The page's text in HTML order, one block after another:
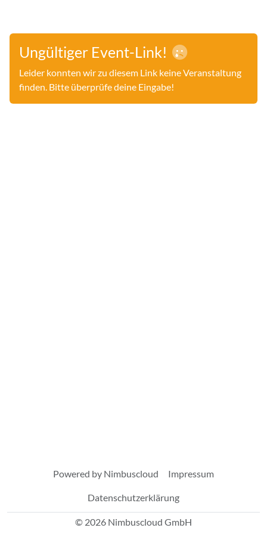
Ungültiger Event-Link!
Leider konnten wir zu diesem Link keine Veranstaltung
finden. Bitte überprüfe deine Eingabe!
Powered by Nimbuscloud Impressum
Datenschutzerklärung
© 2026 Nimbuscloud GmbH